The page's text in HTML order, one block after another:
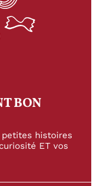
BON
histoires
ET vos